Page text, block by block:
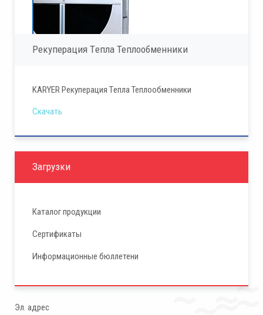
Рекуперация Tепла Теплообменники
KARYER Рекуперация Tепла Теплообменники
Скачать
Загрузки
Каталог продукции
Сертификаты
Информационные бюллетени
Эл. адрес